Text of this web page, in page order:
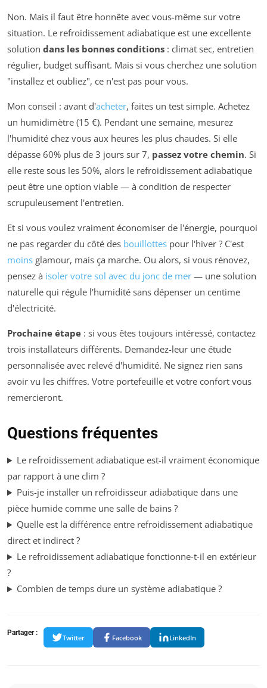
Non. Mais il faut être honnête avec vous-même sur votre
situation. Le refroidissement adiabatique est une excellente
solution dans les bonnes conditions : climat sec, entretien
régulier, budget suffisant. Mais si vous cherchez une solution
"installez et oubliez", ce n'est pas pour vous.
Mon conseil : avant d'acheter, faites un test simple. Achetez
un humidimètre (15 €). Pendant une semaine, mesurez
l'humidité chez vous aux heures les plus chaudes. Si elle
dépasse 60% plus de 3 jours sur 7, passez votre chemin. Si
elle reste sous les 50%, alors le refroidissement adiabatique
peut être une option viable — à condition de respecter
scrupuleusement l'entretien.
Et si vous voulez vraiment économiser de l'énergie, pourquoi
ne pas regarder du côté des bouillottes pour l'hiver ? C'est
moins glamour, mais ça marche. Ou alors, si vous rénovez,
pensez à isoler votre sol avec du jonc de mer — une solution
naturelle qui régule l'humidité sans dépenser un centime
d'électricité.
Prochaine étape : si vous êtes toujours intéressé, contactez
trois installateurs différents. Demandez-leur une étude
personnalisée avec relevé d'humidité. Ne signez rien sans
avoir vu les chiffres. Votre portefeuille et votre confort vous
remercieront.
Questions fréquentes
Le refroidissement adiabatique est-il vraiment économique
par rapport à une clim ?
Puis-je installer un refroidisseur adiabatique dans une
pièce humide comme une salle de bains ?
Quelle est la différence entre refroidissement adiabatique
direct et indirect ?
Le refroidissement adiabatique fonctionne-t-il en extérieur
?
Combien de temps dure un système adiabatique ?
Partager :
Twitter Facebook LinkedIn